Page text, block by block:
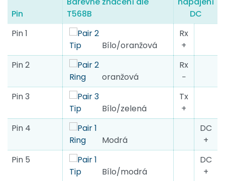
Pin
T568B
DC
Pin 1
Bílo/oranžová
Rx
+
Pin 2
oranžová
Rx
−
Pin 3
Bílo/zelená
Tx
+
Pin 4
Modrá
DC
+
Pin 5
Bílo/modrá
DC
+